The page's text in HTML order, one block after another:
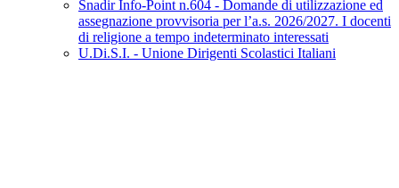
Snadir Info-Point n.604 - Domande di utilizzazione ed
assegnazione provvisoria per l’a.s. 2026/2027. I docenti
di religione a tempo indeterminato interessati
U.Di.S.I. - Unione Dirigenti Scolastici Italiani